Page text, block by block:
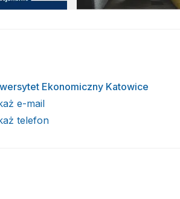
Ekonomiczny Katowice
e-mail
telefon